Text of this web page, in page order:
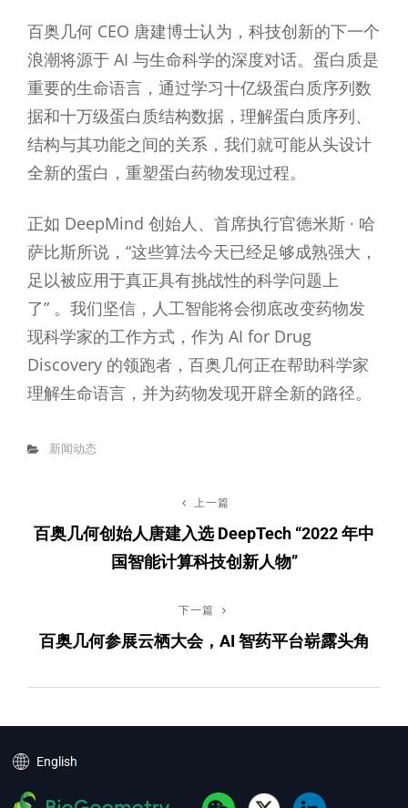
百奥几何 CEO 唐建博士认为，科技创新的下一个
浪潮将源于 AI 与生命科学的深度对话。蛋白质是
重要的生命语言，通过学习十亿级蛋白质序列数
据和十万级蛋白质结构数据，理解蛋白质序列、
结构与其功能之间的关系，我们就可能从头设计
全新的蛋白，重塑蛋白药物发现过程。
正如 DeepMind 创始人、首席执行官德米斯 · 哈
萨比斯所说，“这些算法今天已经足够成熟强大，
足以被应用于真正具有挑战性的科学问题上
了” 。我们坚信，人工智能将会彻底改变药物发
现科学家的工作方式，作为 AI for Drug
Discovery 的领跑者，百奥几何正在帮助科学家
理解生命语言，并为药物发现开辟全新的路径。
Categories
新闻动态
航
上
一
篇
上一篇
百奥几何创始人唐建入选 DeepTech “2022 年中
国智能计算科技创新人物”
下
一
下一篇
百奥几何参展云栖大会，AI 智药平台崭露头角
English